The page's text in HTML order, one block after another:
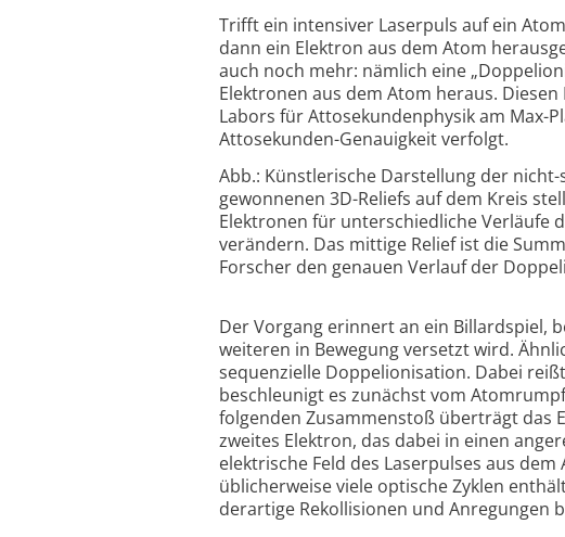
Trifft ein intensiver Laserpuls auf ein
dann ein Elektron aus dem Atom
auch noch mehr: nämlich eine
Elektronen aus dem Atom heraus.
Labors für Attosekundenphysik am Max-
Attosekunden-Genauigkeit verfolgt.
Abb.: Künstlerische Darstellung der
gewonnenen 3D-Reliefs auf dem Kreis
Elektronen für unterschiedliche Verläufe
verändern. Das mittige Relief ist die
Forscher den genauen Verlauf der
Der Vorgang erinnert an ein Billardspiel,
weiteren in Bewegung versetzt wird.
sequenzielle Doppelionisation. Dabei
beschleunigt es zunächst vom
folgenden Zusammenstoß überträgt das
zweites Elektron, das dabei in einen
elektrische Feld des Laserpulses aus
üblicherweise viele optische Zyklen
derartige Rekollisionen und Anregungen